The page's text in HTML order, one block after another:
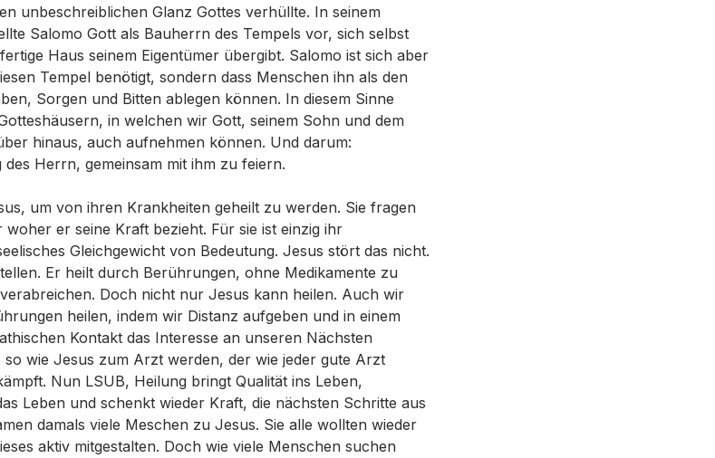
unbeschreiblichen Glanz Gottes verhüllte. In seinem
Salomo Gott als Bauherrn des Tempels vor, sich selbst
Haus seinem Eigentümer übergibt. Salomo ist sich aber
Tempel benötigt, sondern dass Menschen ihn als den
Sorgen und Bitten ablegen können. In diesem Sinne
in welchen wir Gott, seinem Sohn und dem
hinaus, auch aufnehmen können. Und darum:
Herrn, gemeinsam mit ihm zu feiern.
um von ihren Krankheiten geheilt zu werden. Sie fragen
er seine Kraft bezieht. Für sie ist einzig ihr
Gleichgewicht von Bedeutung. Jesus stört das nicht.
Er heilt durch Berührungen, ohne Medikamente zu
Doch nicht nur Jesus kann heilen. Auch wir
heilen, indem wir Distanz aufgeben und in einem
Kontakt das Interesse an unseren Nächsten
wie Jesus zum Arzt werden, der wie jeder gute Arzt
Nun LSUB, Heilung bringt Qualität ins Leben,
Leben und schenkt wieder Kraft, die nächsten Schritte aus
damals viele Meschen zu Jesus. Sie alle wollten wieder
aktiv mitgestalten. Doch wie viele Menschen suchen